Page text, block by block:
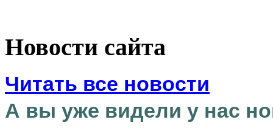
Новости сайта
Читать все новости
А вы уже видели у нас